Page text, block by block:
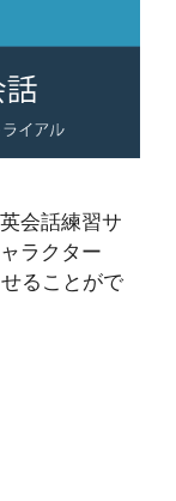
会話練習サ
ラクター
ることがで